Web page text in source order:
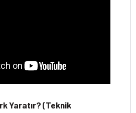
Yaratır? (Teknik